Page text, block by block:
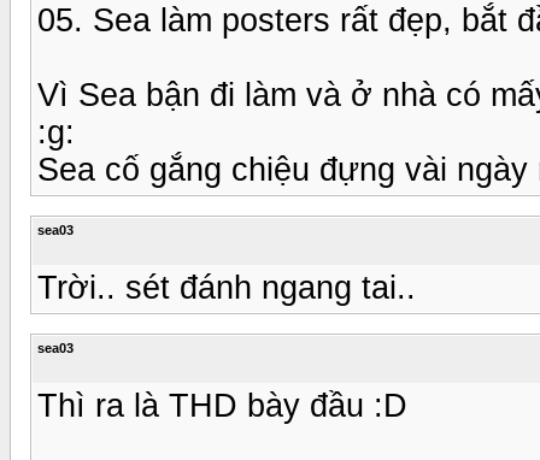
05. Sea làm posters rất đẹp, bắt
Vì Sea bận đi làm và ở nhà có
:g:
Sea cố gắng chiệu đựng vài ngày
sea03
Trời.. sét đánh ngang tai..
sea03
Thì ra là THD bày đầu :D